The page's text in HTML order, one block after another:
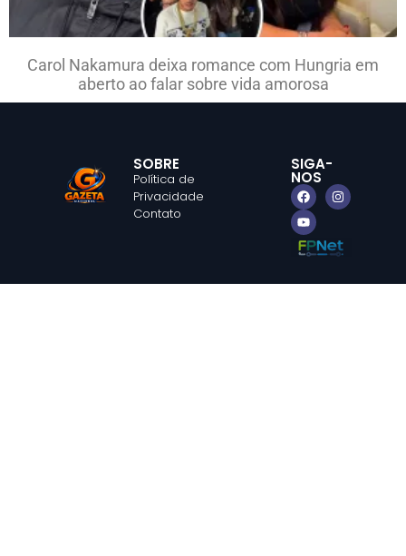
Carol Nakamura deixa romance com Hungria em
aberto ao falar sobre vida amorosa
SOBRE
Política de
Privacidade
Contato
SIGA-
NOS